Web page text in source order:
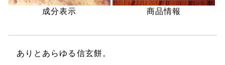
成分表示 商品情報
ありとあらゆる信玄餅。